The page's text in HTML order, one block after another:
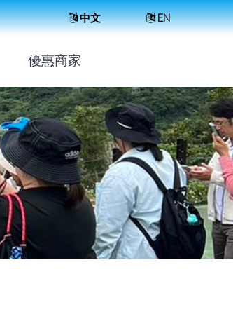
中文 EN
優惠商家